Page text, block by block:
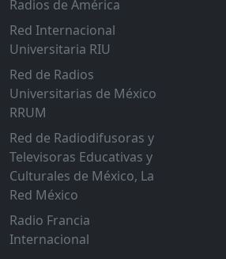
Radios de América
Red Internacional
Universitaria RIU
Red de Radios
Universitarias de México
RRUM
Red de Radiodifusoras y
Televisoras Educativas y
Culturales de México, La
Red México
Radio Francia
Internacional